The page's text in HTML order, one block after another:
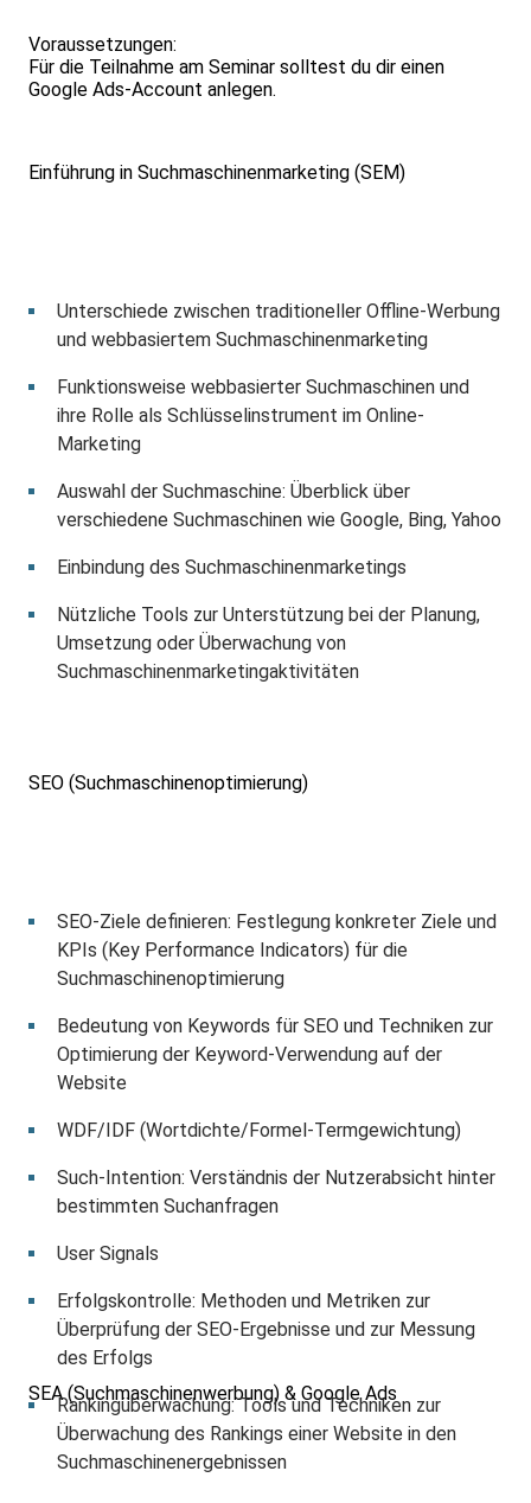
Voraussetzungen:
Für die Teilnahme am Seminar solltest du dir einen
Google Ads-Account anlegen.
Einführung in Suchmaschinenmarketing (SEM)
Unterschiede zwischen traditioneller Offline-Werbung
und webbasiertem Suchmaschinenmarketing
Funktionsweise webbasierter Suchmaschinen und
ihre Rolle als Schlüsselinstrument im Online-
Marketing
Auswahl der Suchmaschine: Überblick über
verschiedene Suchmaschinen wie Google, Bing, Yahoo
Einbindung des Suchmaschinenmarketings
Nützliche Tools zur Unterstützung bei der Planung,
Umsetzung oder Überwachung von
Suchmaschinenmarketingaktivitäten
SEO (Suchmaschinenoptimierung)
SEO-Ziele definieren: Festlegung konkreter Ziele und
KPIs (Key Performance Indicators) für die
Suchmaschinenoptimierung
Bedeutung von Keywords für SEO und Techniken zur
Optimierung der Keyword-Verwendung auf der
Website
WDF/IDF (Wortdichte/Formel-Termgewichtung)
Such-Intention: Verständnis der Nutzerabsicht hinter
bestimmten Suchanfragen
User Signals
Erfolgskontrolle: Methoden und Metriken zur
Überprüfung der SEO-Ergebnisse und zur Messung
des Erfolgs
Rankingüberwachung: Tools und Techniken zur
Überwachung des Rankings einer Website in den
Suchmaschinenergebnissen
SEA (Suchmaschinenwerbung) & Google Ads